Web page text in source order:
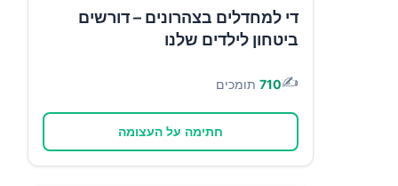
די למחדלים בצהרונים – דורשים
ביטחון לילדים שלנו
✍️
710 תומכים
חתימה על העצומה